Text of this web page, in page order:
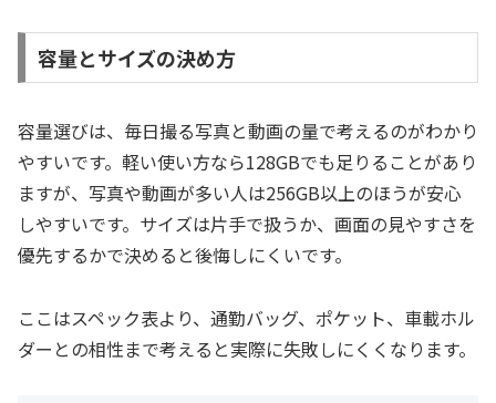
容量とサイズの決め方
容量選びは、毎日撮る写真と動画の量で考えるのがわかり
やすいです。軽い使い方なら128GBでも足りることがあり
ますが、写真や動画が多い人は256GB以上のほうが安心
しやすいです。サイズは片手で扱うか、画面の見やすさを
優先するかで決めると後悔しにくいです。
ここはスペック表より、通勤バッグ、ポケット、車載ホル
ダーとの相性まで考えると実際に失敗しにくくなります。